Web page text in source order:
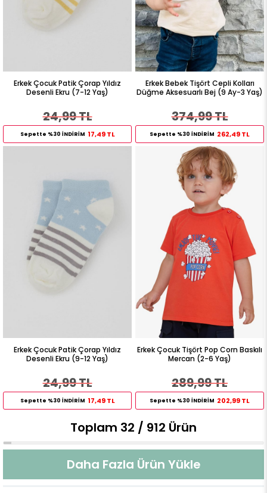
Erkek Çocuk Patik Çorap Yıldız
Desenli Ekru (7-12 Yaş)
24,99 TL
Sepette %30 İNDİRİM 17,49 TL
Erkek Bebek Tişört Cepli Kolları
Düğme Aksesuarlı Bej (9 Ay-3 Yaş)
374,99 TL
Sepette %30 İNDİRİM 262,49 TL
Erkek Çocuk Patik Çorap Yıldız
Desenli Ekru (9-12 Yaş)
24,99 TL
Sepette %30 İNDİRİM 17,49 TL
Erkek Çocuk Tişört Pop Corn Baskılı
Mercan (2-6 Yaş)
289,99 TL
Sepette %30 İNDİRİM 202,99 TL
Toplam 32 / 912 Ürün
Daha Fazla Ürün Yükle